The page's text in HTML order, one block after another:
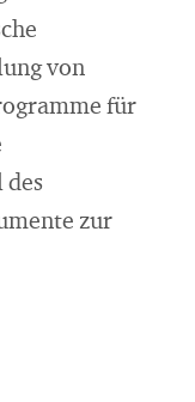
von
für
des
zur